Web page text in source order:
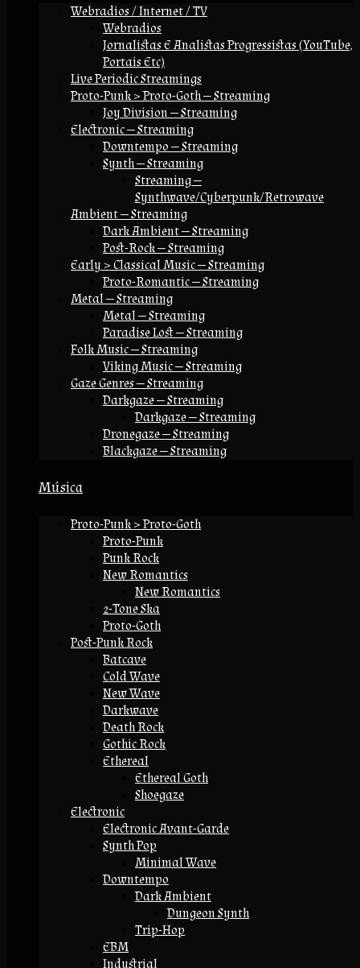
Webradios / Internet / TV
Webradios
Jornalistas E Analistas Progressistas (YouTube,
Portais Etc)
Live Periodic Streamings
Proto-Punk > Proto-Goth — Streaming
Joy Division — Streaming
Electronic — Streaming
Downtempo — Streaming
Synth — Streaming
Streaming —
Synthwave/Cyberpunk/Retrowave
Ambient — Streaming
Dark Ambient — Streaming
Post-Rock — Streaming
Early > Classical Music — Streaming
Proto-Romantic — Streaming
Metal — Streaming
Metal — Streaming
Paradise Lost — Streaming
Folk Music — Streaming
Viking Music — Streaming
Gaze Genres — Streaming
Darkgaze — Streaming
Darkgaze — Streaming
Dronegaze — Streaming
Blackgaze — Streaming
Música
Proto-Punk > Proto-Goth
Proto-Punk
Punk Rock
New Romantics
New Romantics
2-Tone Ska
Proto-Goth
Post-Punk Rock
Batcave
Cold Wave
New Wave
Darkwave
Death Rock
Gothic Rock
Ethereal
Ethereal Goth
Shoegaze
Electronic
Electronic Avant-Garde
Synth Pop
Minimal Wave
Downtempo
Dark Ambient
Dungeon Synth
Trip-Hop
EBM
Industrial